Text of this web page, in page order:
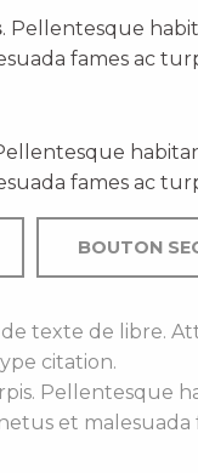
. Pellentesque
fames ac
fames ac
BOUTON
texte de libre.
citation.
Pellentesque
et malesuada